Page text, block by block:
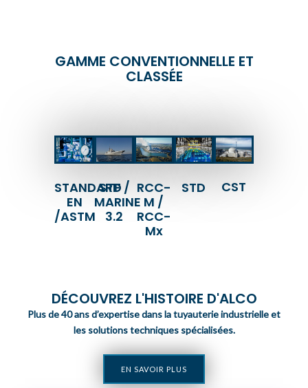
GAMME CONVENTIONNELLE ET
CLASSÉE
STANDARD
EN
/ASTM
STF /
MARINE
3.2
RCC-
M /
RCC-
Mx
STD CST
DÉCOUVREZ L'HISTOIRE D'ALCO
Plus de 40 ans d’expertise dans la tuyauterie industrielle et
les solutions techniques spécialisées.
EN SAVOIR PLUS